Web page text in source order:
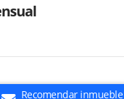
Recomendar inmueble